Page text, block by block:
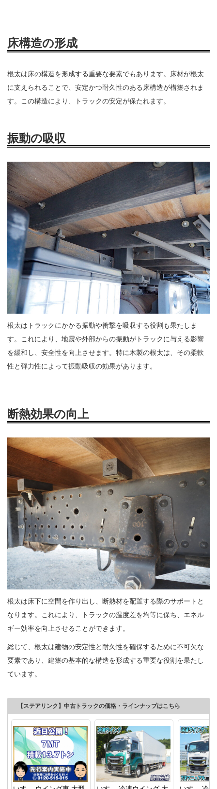
床構造の形成
根太は床の構造を形成する重要な要素でもあります。床材が根太
に支えられることで、安定かつ耐久性のある床構造が構築されま
す。この構造により、トラックの安定が保たれます。
振動の吸収
根太はトラックにかかる振動や衝撃を吸収する役割も果たしま
す。これにより、地震や外部からの振動がトラックに与える影響
を緩和し、安全性を向上させます。特に木製の根太は、その柔軟
性と弾力性によって振動吸収の効果があります。
断熱効果の向上
根太は床下に空間を作り出し、断熱材を配置する際のサポートと
なります。これにより、トラックの温度差を均等に保ち、エネル
ギー効率を向上させることができます。
総じて、根太は建物の安定性と耐久性を確保するために不可欠な
要素であり、建築の基本的な構造を形成する重要な役割を果たし
ています。
【ステアリンク】中古トラックの価格・ラインナップはこちら